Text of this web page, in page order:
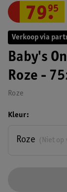
Verkoop via
Baby's
Roze -
Roze
79.
95
Kleur
(Niet op
Roze